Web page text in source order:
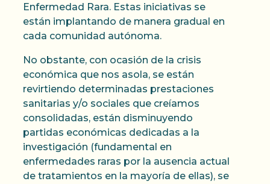
Enfermedad Rara. Estas iniciativas se
están implantando de manera gradual en
cada comunidad autónoma.
No obstante, con ocasión de la crisis
económica que nos asola, se están
revirtiendo determinadas prestaciones
sanitarias y/o sociales que creíamos
consolidadas, están disminuyendo
partidas económicas dedicadas a la
investigación (fundamental en
enfermedades raras por la ausencia actual
de tratamientos en la mayoría de ellas), se